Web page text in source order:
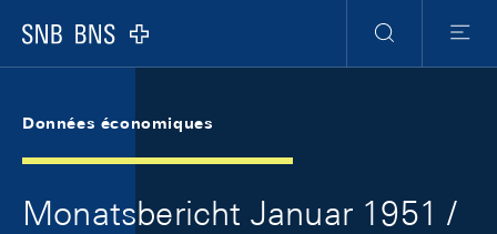
Logo
RechercheMenu
Données économiques
Monatsbericht Januar 1951 /